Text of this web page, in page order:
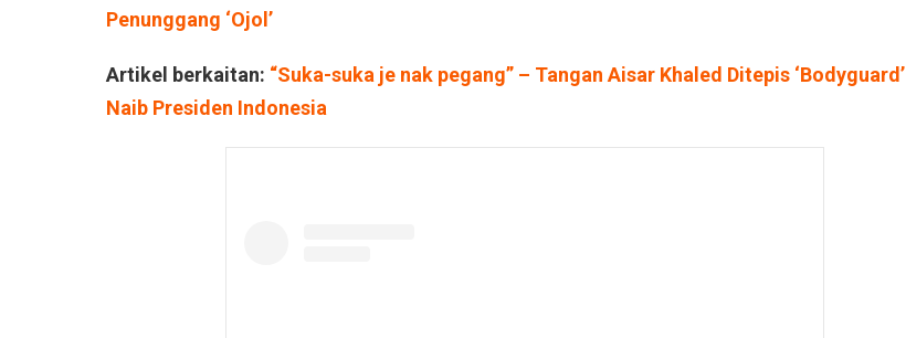
Penunggang ‘Ojol’
Artikel berkaitan: “Suka-suka je nak pegang” – Tangan Aisar Khaled Ditepis ‘Bodyguard’
Naib Presiden Indonesia